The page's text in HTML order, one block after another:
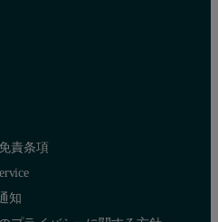
責条項
知